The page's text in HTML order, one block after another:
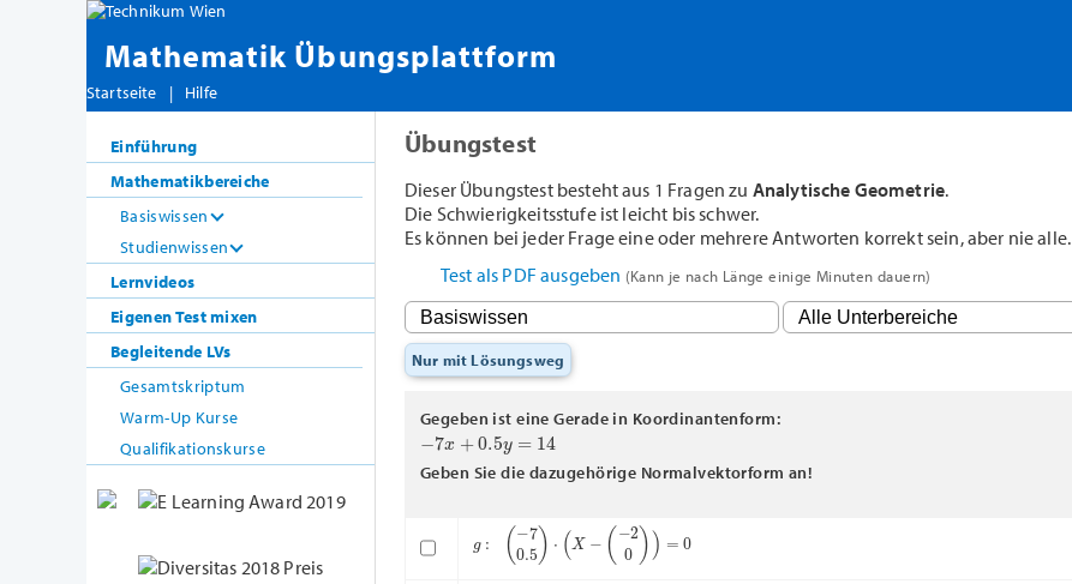
Mathematik Übungsplattform
Startseite | Hilfe
Einführung
Mathematikbereiche
Basiswissen
Studienwissen
Lernvideos
Eigenen Test mixen
Begleitende LVs
Gesamtskriptum
Warm-Up Kurse
Qualifikationskurse
Übungstest
Dieser Übungstest besteht aus 1 Fragen zu Analytische Geometrie.
Die Schwierigkeitsstufe ist leicht bis schwer.
Es können bei jeder Frage eine oder mehrere Antworten korrekt sein, aber nie alle.
Test als PDF ausgeben (Kann je nach Länge einige Minuten dauern)
Nur mit Lösungsweg
Gegeben ist eine Gerade in Koordinantenform:
−7x+0.5y= 14
Geben Sie die dazugehörige Normalvektorform an!
70.5)⋅ −(− 0))=0